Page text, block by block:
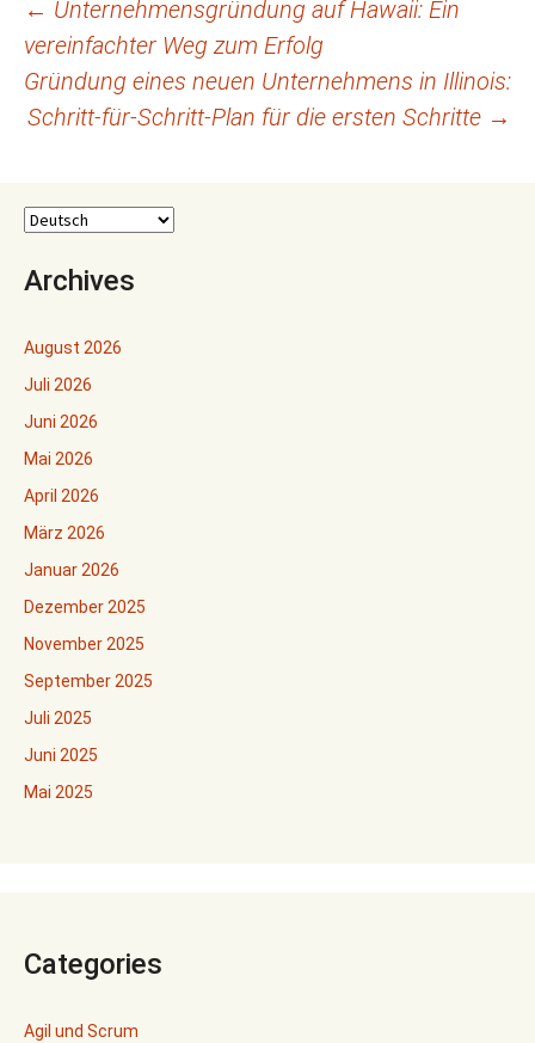
Beitragsnavigation
← Unternehmensgründung auf Hawaii: Ein
vereinfachter Weg zum Erfolg
Gründung eines neuen Unternehmens in Illinois:
Schritt-für-Schritt-Plan für die ersten Schritte →
Archives
August 2026
Juli 2026
Juni 2026
Mai 2026
April 2026
März 2026
Januar 2026
Dezember 2025
November 2025
September 2025
Juli 2025
Juni 2025
Mai 2025
Categories
Agil und Scrum